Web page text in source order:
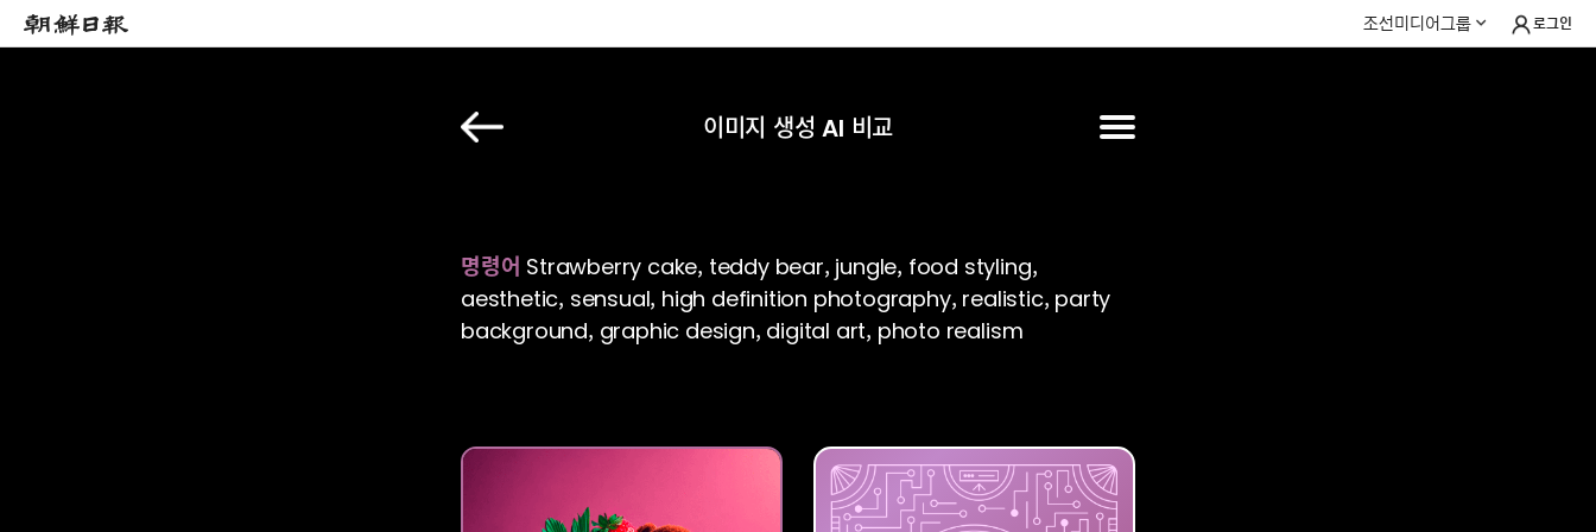
조선미디어그룹 로그인
이미지 생성 AI 비교
명령어 Strawberry cake, teddy bear, jungle, food styling,
aesthetic, sensual, high definition photography, realistic, party
background, graphic design, digital art, photo realism